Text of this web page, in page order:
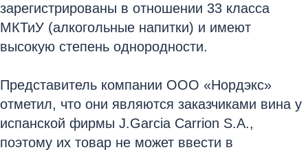
зарегистрированы в отношении 33 класса
МКТиУ (алкогольные напитки) и имеют
высокую степень однородности.
Представитель компании ООО «Нордэкс»
отметил, что они являются заказчиками вина у
испанской фирмы J.Garcia Carrion S.A.,
поэтому их товар не может ввести в